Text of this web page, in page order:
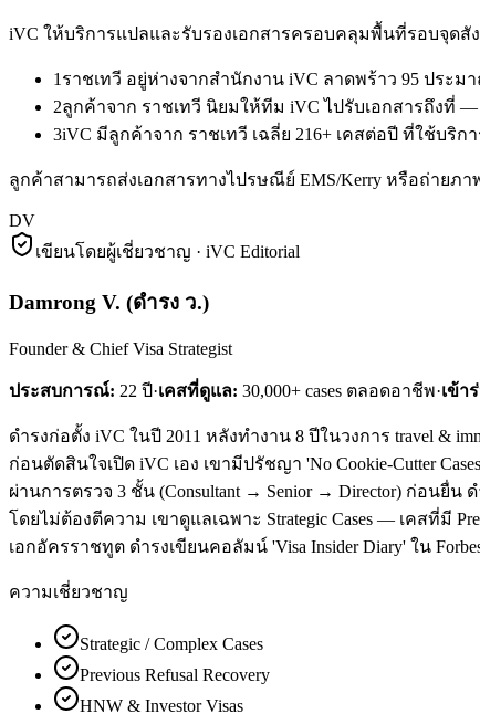
iVC ให้บริการแปลและรับรองเอกสารครอบคลุมพื้นที่รอบจุดสัง
1ราชเทวี อยู่ห่างจากสำนักงาน iVC ลาดพร้าว 95 ประม
2ลูกค้าจาก ราชเทวี นิยมให้ทีม iVC ไปรับเอกสารถึงที่
3iVC มีลูกค้าจาก ราชเทวี เฉลี่ย 216+ เคสต่อปี ที่ใช้บริ
ลูกค้าสามารถส่งเอกสารทางไปรษณีย์ EMS/Kerry หรือถ่ายภา
DV
เขียนโดยผู้เชี่ยวชาญ · iVC Editorial
Damrong V. (ดำรง ว.)
Founder & Chief Visa Strategist
ประสบการณ์: 22 ปี·เคสที่ดูแล: 30,000+ cases ตลอดอาชีพ·เข้า
ดำรงก่อตั้ง iVC ในปี 2011 หลังทำงาน 8 ปีในวงการ travel &
ก่อนตัดสินใจเปิด iVC เอง เขามีปรัชญา 'No Cookie-Cutter
ผ่านการตรวจ 3 ชั้น (Consultant → Senior → Director) ก่อนยื่น
โดยไม่ต้องตีความ เขาดูแลเฉพาะ Strategic Cases — เคสที่มี
เอกอัครราชทูต ดำรงเขียนคอลัมน์ 'Visa Insider Diary' ใน
ความเชี่ยวชาญ
Strategic / Complex Cases
Previous Refusal Recovery
HNW & Investor Visas